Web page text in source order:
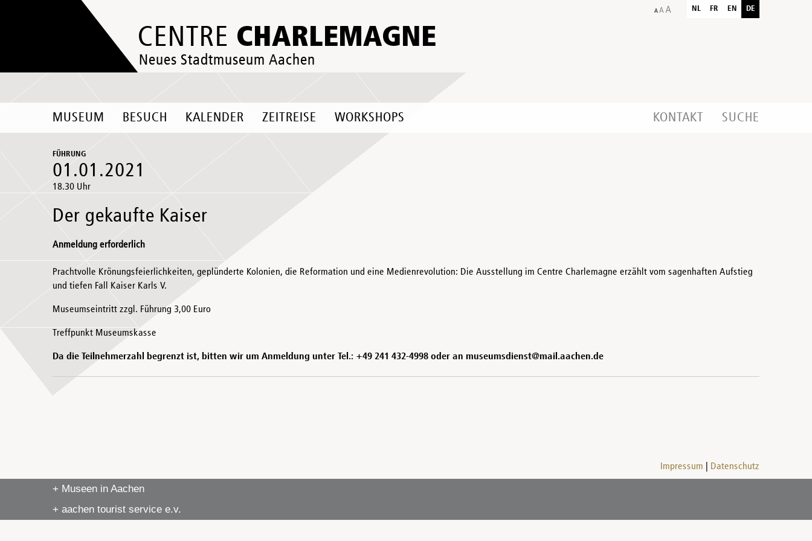
CENTRE CHARLEMAGNE
Neues Stadtmuseum Aachen
NL FR EN DE
MUSEUM BESUCH KALENDER ZEITREISE WORKSHOPS KONTAKT SUCHE
FÜHRUNG
01.01.2021
18.30 Uhr
Der gekaufte Kaiser
Anmeldung erforderlich
Prachtvolle Krönungsfeierlichkeiten, geplünderte Kolonien, die Reformation und eine Medienrevolution: Die Ausstellung im Centre Charlemagne erzählt vom sagenhaften Aufstieg
und tiefen Fall Kaiser Karls V.
Museumseintritt zzgl. Führung 3,00 Euro
Treffpunkt Museumskasse
Da die Teilnehmerzahl begrenzt ist, bitten wir um Anmeldung unter Tel.: +49 241 432-4998 oder an museumsdienst@mail.aachen.de
Impressum Datenschutz
+ Museen in Aachen
+ aachen tourist service e.v.